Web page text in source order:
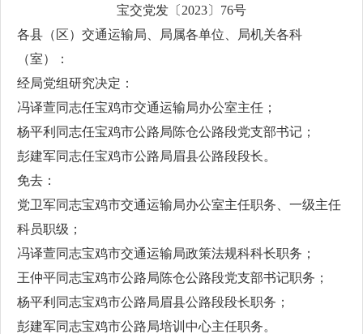
宝交党发〔2023〕76号
各县（区）交通运输局、局属各单位、局机关各科
（室）：
经局党组研究决定：
冯译萱同志任宝鸡市交通运输局办公室主任；
杨平利同志任宝鸡市公路局陈仓公路段党支部书记；
彭建军同志任宝鸡市公路局眉县公路段段长。
免去：
党卫军同志宝鸡市交通运输局办公室主任职务、一级主任
科员职级；
冯译萱同志宝鸡市交通运输局政策法规科科长职务；
王仲平同志宝鸡市公路局陈仓公路段党支部书记职务；
杨平利同志宝鸡市公路局眉县公路段段长职务；
彭建军同志宝鸡市公路局培训中心主任职务。